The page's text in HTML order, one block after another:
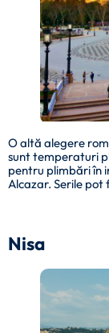
O altă alegere
sunt temperaturi
pentru plimbări în
Alcazar. Serile pot
Nisa